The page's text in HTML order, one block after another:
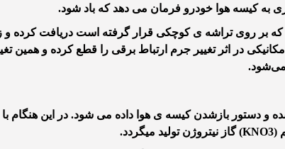
کیسه هوا خودرو فرمان می دهد که باد شود.
بر روی تراشه ی کوچکی قرار گرفته است دریافت کرده و
در اثر تغییر جرم ارتباط برقی را قطع کرده و همین
می‌شود.
و دستور بازشدن کیسه ی هوا داده می شود. در این هنگام